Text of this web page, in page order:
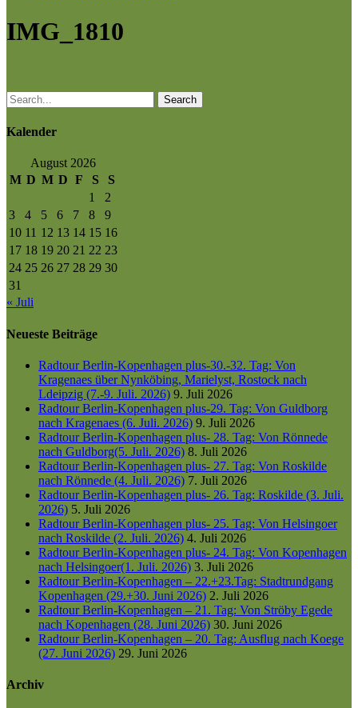
IMG_1810
Search
Kalender
August 2026
M D M D F S
S
1
2
3
4 5 6 7 8
9
10 11 12 13 14 15 16
17 18 19 20 21 22 23
24 25 26 27 28 29 30
31
« Juli
Neueste Beiträge
Radtour Berlin-Kopenhagen plus-30.-32. Tag: Von
Kragenaes über Nynköbing, Marielyst, Rostock nach
Ldeipzig (7.-9. Juli. 2026) 9. Juli 2026
Radtour Berlin-Kopenhagen plus-29. Tag: Von Guldborg
nach Kragenaes (6. Juli. 2026) 9. Juli 2026
Radtour Berlin-Kopenhagen plus- 28. Tag: Von Rönnede
nach Guldborg(5. Juli. 2026) 8. Juli 2026
Radtour Berlin-Kopenhagen plus- 27. Tag: Von Roskilde
nach Rönnede (4. Juli. 2026) 7. Juli 2026
Radtour Berlin-Kopenhagen plus- 26. Tag: Roskilde (3. Juli.
2026) 5. Juli 2026
Radtour Berlin-Kopenhagen plus- 25. Tag: Von Helsingoer
nach Roskilde (2. Juli. 2026) 4. Juli 2026
Radtour Berlin-Kopenhagen plus- 24. Tag: Von Kopenhagen
nach Helsingoer(1. Juli. 2026) 3. Juli 2026
Radtour Berlin-Kopenhagen – 22.+23.Tag: Stadtrundgang
Kopenhagen (29.+30. Juni 2026) 2. Juli 2026
Radtour Berlin-Kopenhagen – 21. Tag: Von Ströby Egede
nach Kopenhagen (28. Juni 2026) 30. Juni 2026
Radtour Berlin-Kopenhagen – 20. Tag: Ausflug nach Koege
(27. Juni 2026) 29. Juni 2026
Archiv